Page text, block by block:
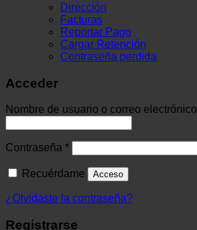
Dirección
Facturas
Reportar Pago
Cargar Retención
Contraseña perdida
Acceder
Nombre de usuario o correo electrónico
Contraseña *Obligatorio
Recuérdame Acceso
¿Olvidaste la contraseña?
Registrarse